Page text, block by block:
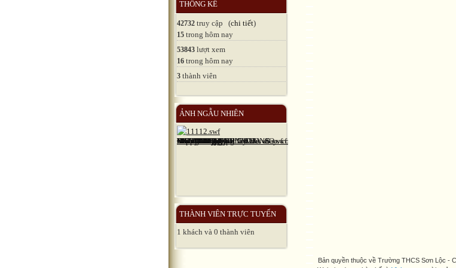
THỐNG KÊ
42732 truy cập (chi tiết)
15 trong hôm nay
53843 lượt xem
16 trong hôm nay
3 thành viên
ẢNH NGẪU NHIÊN
THÀNH VIÊN TRỰC TUYẾN
1 khách và 0 thành viên
Bản quyền thuộc về Trường THCS Sơn Lộc -